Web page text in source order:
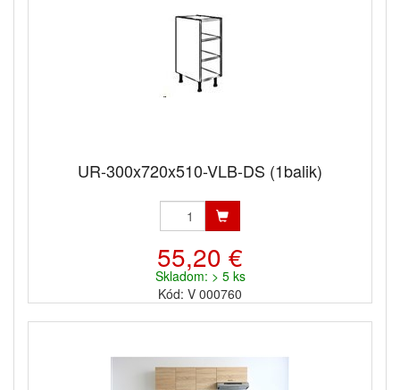
UR-300x720x510-VLB-DS (1balik)
55,20 €
Skladom: > 5 ks
Kód: V 000760